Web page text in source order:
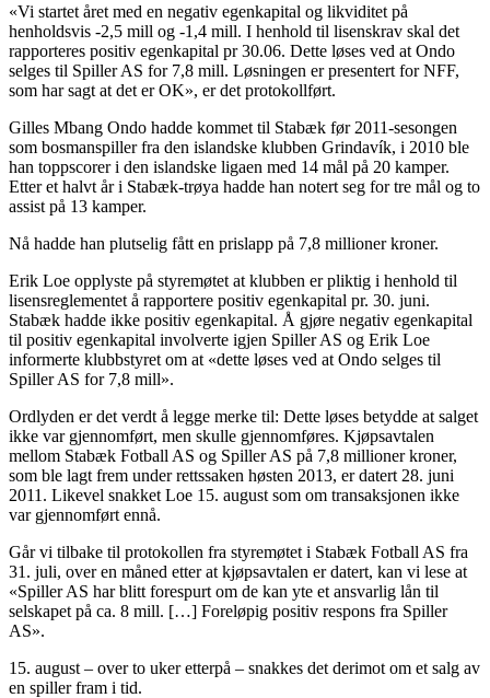
«Vi startet året med en negativ egenkapital og likviditet på
henholdsvis -2,5 mill og -1,4 mill. I henhold til lisenskrav skal det
rapporteres positiv egenkapital pr 30.06. Dette løses ved at Ondo
selges til Spiller AS for 7,8 mill. Løsningen er presentert for NFF,
som har sagt at det er OK», er det protokollført.
Gilles Mbang Ondo hadde kommet til Stabæk før 2011-sesongen
som bosmanspiller fra den islandske klubben Grindavík, i 2010 ble
han toppscorer i den islandske ligaen med 14 mål på 20 kamper.
Etter et halvt år i Stabæk-trøya hadde han notert seg for tre mål og to
assist på 13 kamper.
Nå hadde han plutselig fått en prislapp på 7,8 millioner kroner.
Erik Loe opplyste på styremøtet at klubben er pliktig i henhold til
lisensreglementet å rapportere positiv egenkapital pr. 30. juni.
Stabæk hadde ikke positiv egenkapital. Å gjøre negativ egenkapital
til positiv egenkapital involverte igjen Spiller AS og Erik Loe
informerte klubbstyret om at «dette løses ved at Ondo selges til
Spiller AS for 7,8 mill».
Ordlyden er det verdt å legge merke til: Dette løses betydde at salget
ikke var gjennomført, men skulle gjennomføres. Kjøpsavtalen
mellom Stabæk Fotball AS og Spiller AS på 7,8 millioner kroner,
som ble lagt frem under rettssaken høsten 2013, er datert 28. juni
2011. Likevel snakket Loe 15. august som om transaksjonen ikke
var gjennomført ennå.
Går vi tilbake til protokollen fra styremøtet i Stabæk Fotball AS fra
31. juli, over en måned etter at kjøpsavtalen er datert, kan vi lese at
«Spiller AS har blitt forespurt om de kan yte et ansvarlig lån til
selskapet på ca. 8 mill. […] Foreløpig positiv respons fra Spiller
AS».
15. august – over to uker etterpå – snakkes det derimot om et salg av
en spiller fram i tid.